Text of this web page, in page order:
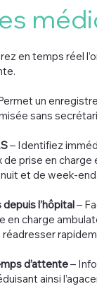
en temps réel
un
sans
– Identifiez
prise en
et de week-end.
l’hôpital–
en charge
d’attente–
ainsi